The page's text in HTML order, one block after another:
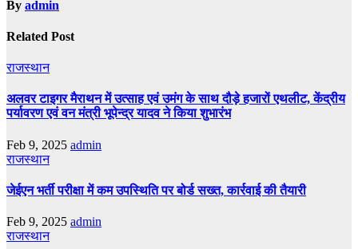
By admin
Related Post
राजस्थान
अलवर टाइगर मैराथन में उत्साह एवं उमंग के साथ दौड़े हजारों एथलीट, केंद्रीय
पर्यावरण एवं वन मंत्री भूपेन्द्र यादव ने किया शुभारंभ
Feb 9, 2025 admin
राजस्थान
जेईएन भर्ती परीक्षा में कम उपस्थिति पर बोर्ड सख्त, कार्रवाई की तैयारी
Feb 9, 2025 admin
राजस्थान